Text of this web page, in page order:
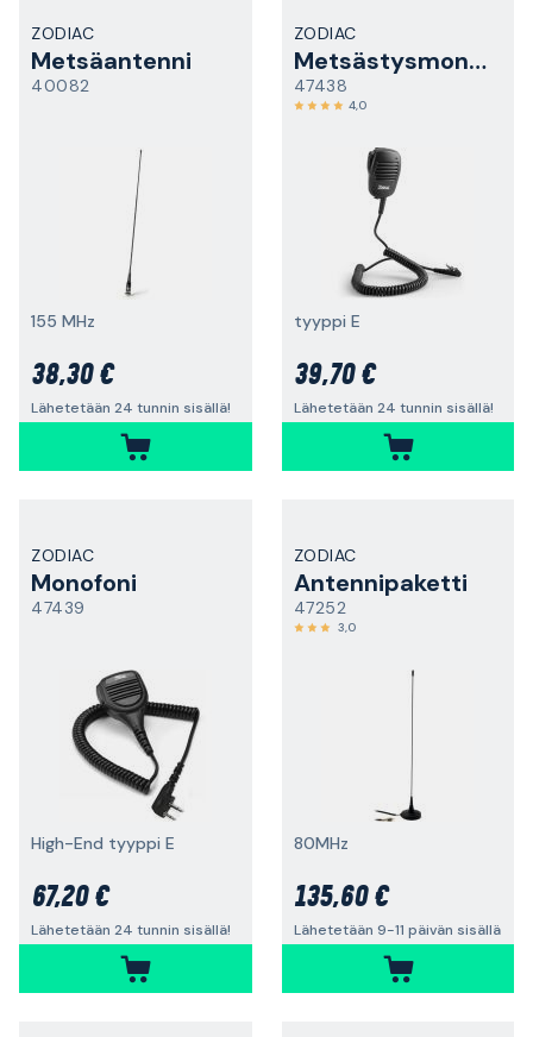
ZODIAC
Metsäantenni
40082
155 MHz
38,30 €
Lähetetään 24 tunnin sisällä!
ZODIAC
Metsästysmonofoni
47438
4,0
tyyppi E
39,70 €
Lähetetään 24 tunnin sisällä!
ZODIAC
Monofoni
47439
High-End tyyppi E
67,20 €
Lähetetään 24 tunnin sisällä!
ZODIAC
Antennipaketti
47252
3,0
80MHz
135,60 €
Lähetetään 9-11 päivän sisällä